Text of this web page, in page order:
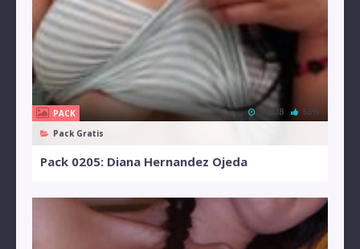
PACK
Pack Gratis
46 MB 50%
Pack 0205: Diana Hernandez Ojeda